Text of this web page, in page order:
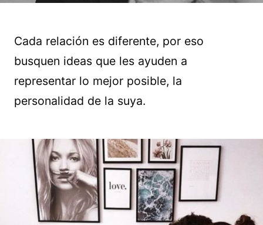
Cada relación es diferente, por eso
busquen ideas que les ayuden a
representar lo mejor posible, la
personalidad de la suya.